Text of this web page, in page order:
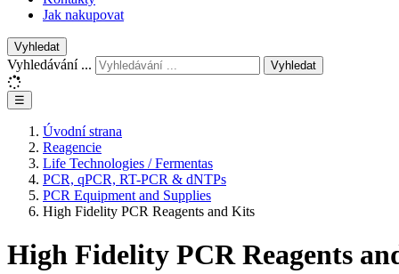
Jak nakupovat
Vyhledat
Vyhledávání ... Vyhledat
☰
Úvodní strana
Reagencie
Life Technologies / Fermentas
PCR, qPCR, RT-PCR & dNTPs
PCR Equipment and Supplies
High Fidelity PCR Reagents and Kits
High Fidelity PCR Reagents